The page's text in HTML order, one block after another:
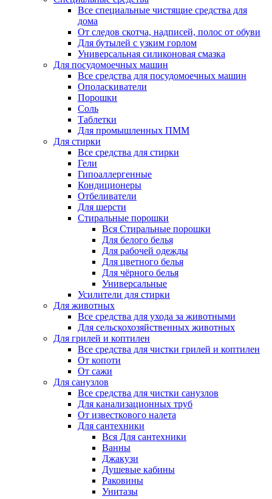
Все специальные чистящие средства для
дома
От следов скотча, надписей, полос от обуви
Для бутылей с узким горлом
Универсальная силиконовая смазка
Для посудомоечных машин
Все средства для посудомоечных машин
Ополаскиватели
Порошки
Соль
Таблетки
Для промышленных ПММ
Для стирки
Все средства для стирки
Гели
Гипоаллергенные
Кондиционеры
Отбеливатели
Для шерсти
Стиральные порошки
Вся Стиральные порошки
Для белого белья
Для рабочей одежды
Для цветного белья
Для чёрного белья
Универсальные
Усилители для стирки
Для животных
Все средства для ухода за животными
Для сельскохозяйственных животных
Для грилей и коптилен
Все средства для чистки грилей и коптилен
От копоти
От сажи
Для санузлов
Все средства для чистки санузлов
Для канализационных труб
От известкового налета
Для сантехники
Вся Для сантехники
Ванны
Джакузи
Душевые кабины
Раковины
Унитазы